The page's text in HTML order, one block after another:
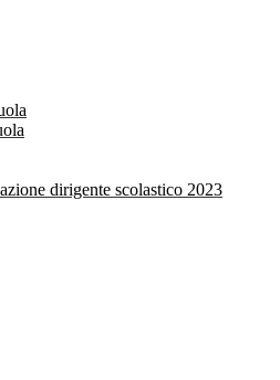
dirigente scolastico 2023